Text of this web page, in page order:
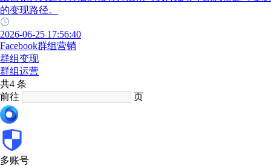
的变现路径。
2026-06-25 17:56:40
Facebook群组营销
群组变现
群组运营
共4 条
前往
页
多账号